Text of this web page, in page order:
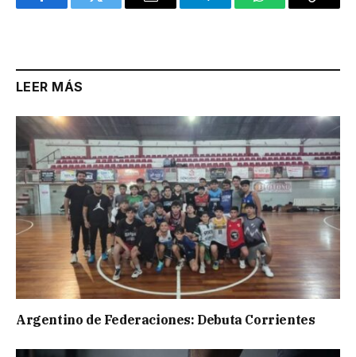
FacebookTwitter Email TelegramWhatsAppCopy
LEER MÁS
Argentino de Federaciones: Debuta Corrientes